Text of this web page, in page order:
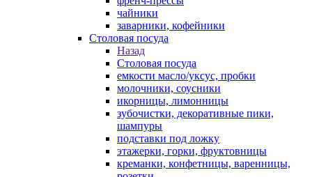
чайники
заварники, кофейники
Столовая посуда
Назад
Столовая посуда
емкости масло/уксус, пробки
молочники, соусники
икорницы, лимонницы
зубочистки, декоративные пики,
шампуры
подставки под ложку
этажерки, горки, фруктовницы
креманки, конфетницы, варенницы,